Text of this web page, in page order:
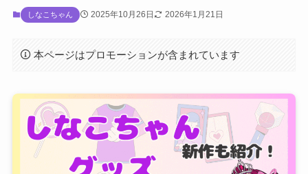
しなこちゃん 2025年10月26日 2026年1月21日
本ページはプロモーションが含まれています